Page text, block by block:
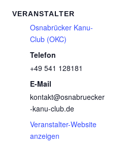
VERANSTALTER
Osnabrücker Kanu-
Club (OKC)
Telefon
+49 541 128181
E-Mail
kontakt@osnabruecker
-kanu-club.de
Veranstalter-Website
anzeigen